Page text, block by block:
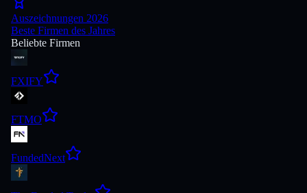
Auszeichnungen 2026
Beste Firmen des Jahres
Beliebte Firmen
FXIFY
FTMO
FundedNext